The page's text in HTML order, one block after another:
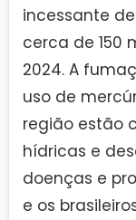
incessante
cerca de 150
2024. A
uso de
região estão
hídricas e
doenças e
e os